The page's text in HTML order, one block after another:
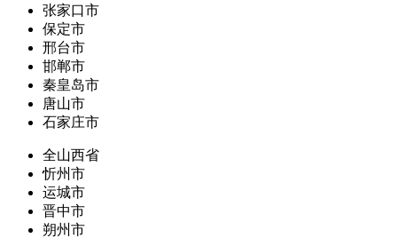
张家口市
保定市
邢台市
邯郸市
秦皇岛市
唐山市
石家庄市
全山西省
忻州市
运城市
晋中市
朔州市